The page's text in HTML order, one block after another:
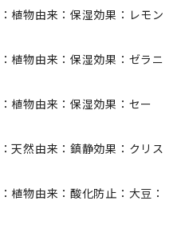
：保湿効果：レモン
：保湿効果：ゼラニ
保湿効果：セー
静効果：クリス
来：酸化防止：大豆：